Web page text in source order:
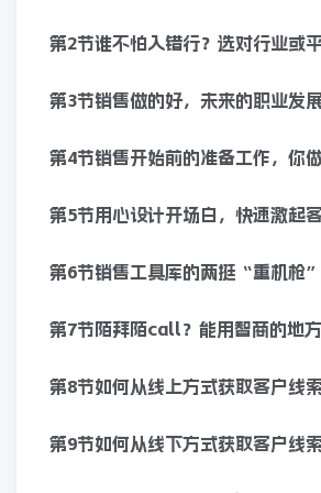
第2节谁不怕入错行？选对行业或
第3节销售做的好，未来的职业发
第4节销售开始前的准备工作，你
第5节用心设计开场白，快速激起
第6节销售工具库的两挺“重机枪
第7节陌拜陌call？能用智商的地
第8节如何从线上方式获取客户线
第9节如何从线下方式获取客户线